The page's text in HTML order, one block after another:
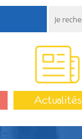
Actualités